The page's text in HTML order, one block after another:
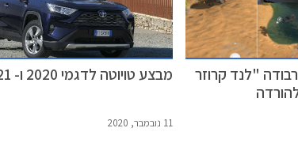
בארץ.
"לנד קרוזר
מבצע טויוטה לדגמי 2020 ו- 2021
11 נובמבר, 2020